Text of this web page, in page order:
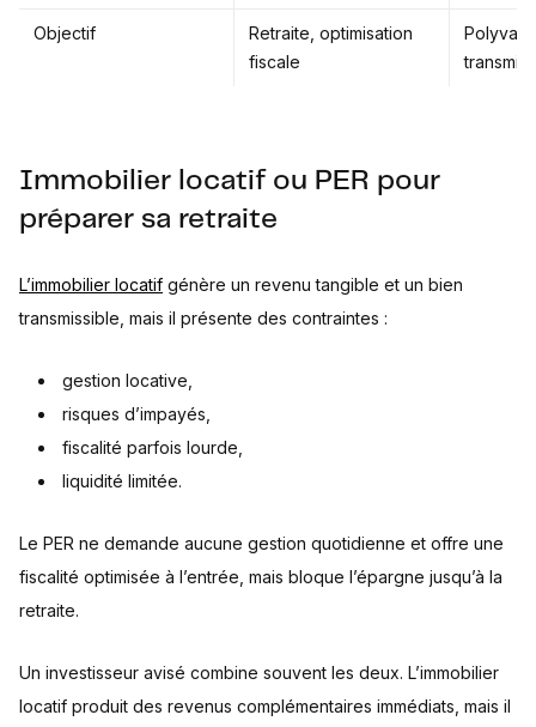
Objectif
Retraite, optimisation
fiscale
Immobilier locatif ou PER pour
préparer sa retraite
L’immobilier locatif génère un revenu tangible et un bien
transmissible, mais il présente des contraintes :
gestion locative,
risques d’impayés,
fiscalité parfois lourde,
liquidité limitée.
Le PER ne demande aucune gestion quotidienne et offre une
fiscalité optimisée à l’entrée, mais bloque l’épargne jusqu’à la
retraite.
Un investisseur avisé combine souvent les deux. L’immobilier
locatif produit des revenus complémentaires immédiats, mais il